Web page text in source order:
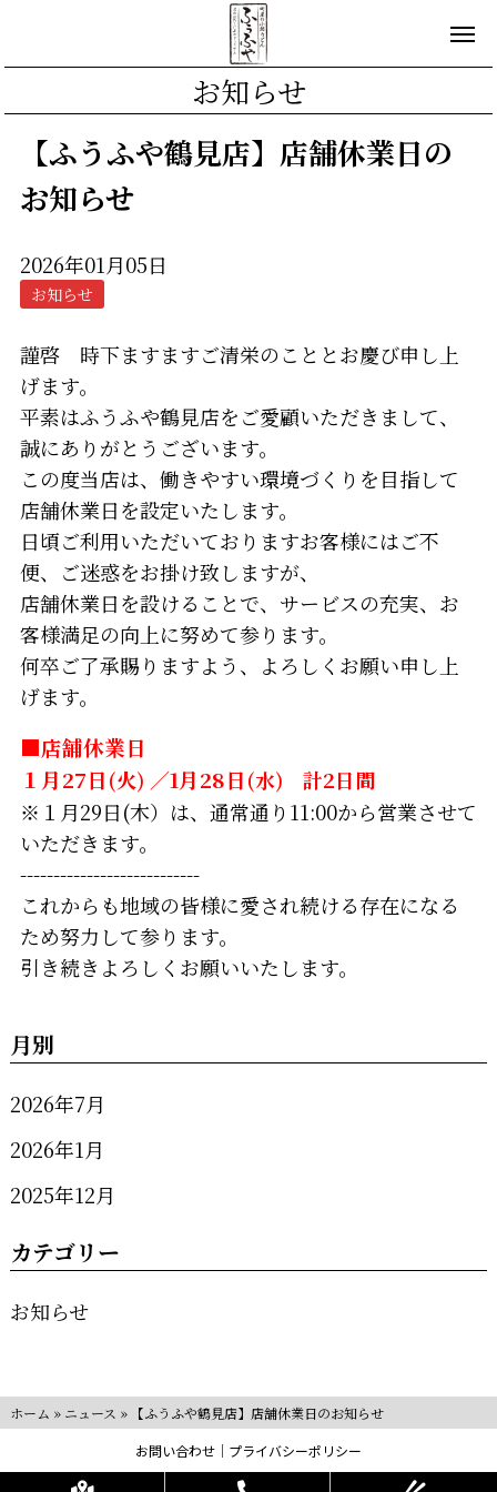
お知らせ
【ふうふや鶴見店】店舗休業日の
お知らせ
2026年01月05日
お知らせ
謹啓 時下ますますご清栄のこととお慶び申し上
げます。
平素はふうふや鶴見店をご愛顧いただきまして、
誠にありがとうございます。
この度当店は、働きやすい環境づくりを目指して
店舗休業日を設定いたします。
日頃ご利用いただいておりますお客様にはご不
便、ご迷惑をお掛け致しますが、
店舗休業日を設けることで、サービスの充実、お
客様満足の向上に努めて参ります。
何卒ご了承賜りますよう、よろしくお願い申し上
げます。
■店舗休業日
１月27日(火) ／1月28日(水) 計2日間
※１月29日(木）は、通常通り11:00から営業させて
いただきます。
---------------------------
これからも地域の皆様に愛され続ける存在になる
ため努力して参ります。
引き続きよろしくお願いいたします。
月別
2026年7月
2026年1月
2025年12月
カテゴリー
お知らせ
ホーム » ニュース » 【ふうふや鶴見店】店舗休業日のお知らせ
お問い合わせ
プライバシーポリシー